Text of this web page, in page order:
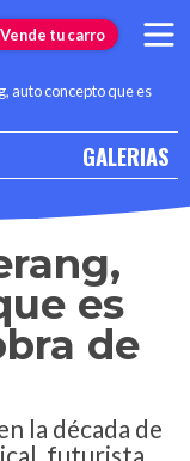
Vende tu carro
auto concepto que es
GALERIAS
es
de
la década de
futurista,